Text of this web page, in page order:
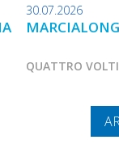
30.07.2026
QUATTRO